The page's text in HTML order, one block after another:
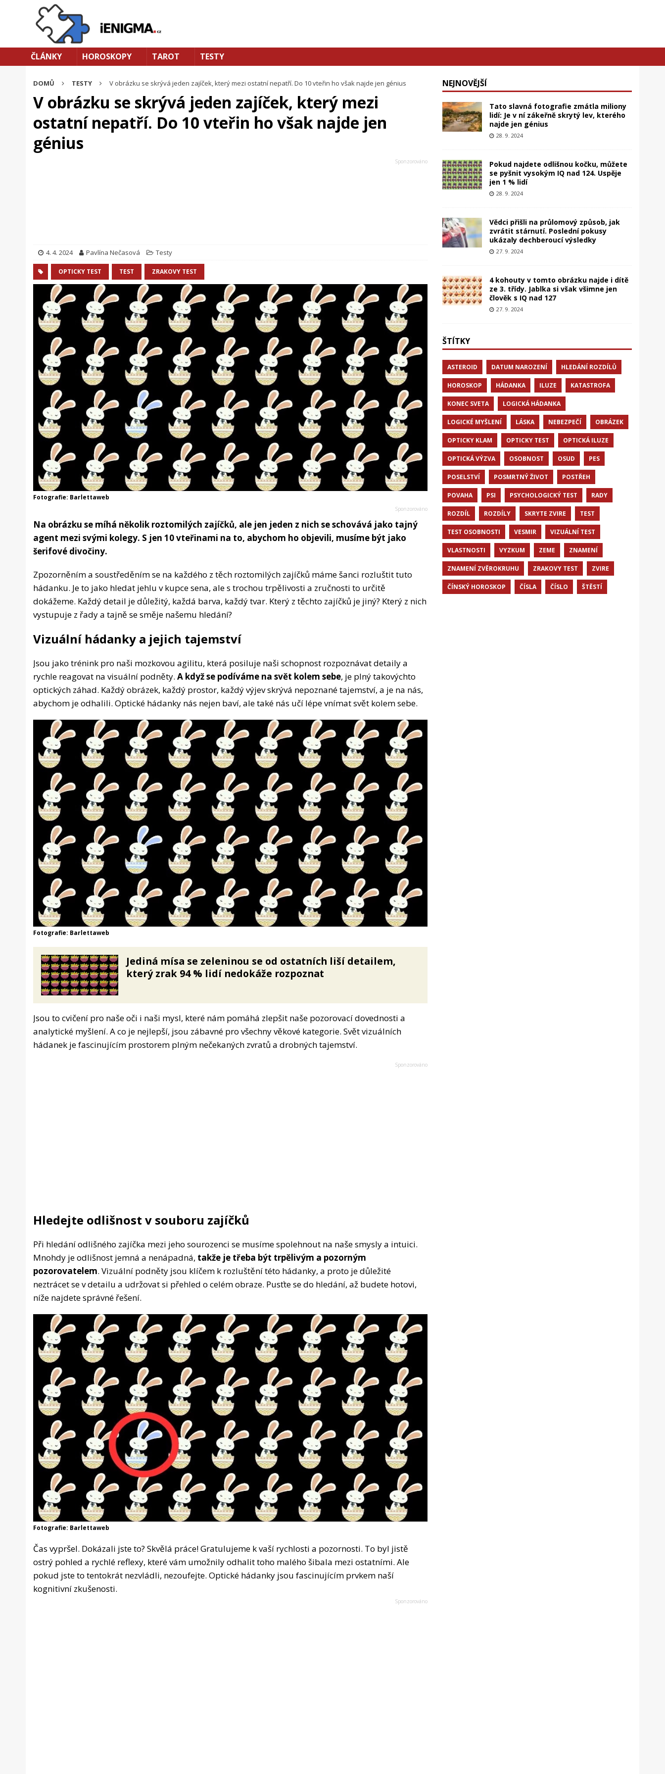
ČLÁNKY HOROSKOPY TAROT TESTY
DOMŮ TESTY V obrázku se skrývá jeden zajíček, který mezi ostatní nepatří. Do 10 vteřin ho však najde jen génius
V obrázku se skrývá jeden zajíček, který mezi
ostatní nepatří. Do 10 vteřin ho však najde jen
génius
4. 4. 2024 Pavlína Nečasová Testy
OPTICKY TEST TEST ZRAKOVY TEST
Fotografie: Barlettaweb
Na obrázku se míhá několik roztomilých zajíčků, ale jen jeden z nich se schovává jako tajný
agent mezi svými kolegy. S jen 10 vteřinami na to, abychom ho objevili, musíme být jako
šerifové divočiny.
Zpozorněním a soustředěním se na každého z těch roztomilých zajíčků máme šanci rozluštit tuto
hádanku. Je to jako hledat jehlu v kupce sena, ale s trochou trpělivosti a zručnosti to určitě
dokážeme. Každý detail je důležitý, každá barva, každý tvar. Který z těchto zajíčků je jiný? Který z nich
vystupuje z řady a tajně se směje našemu hledání?
Vizuální hádanky a jejich tajemství
Jsou jako trénink pro naši mozkovou agilitu, která posiluje naši schopnost rozpoznávat detaily a
rychle reagovat na visuální podněty. A když se podíváme na svět kolem sebe, je plný takovýchto
optických záhad. Každý obrázek, každý prostor, každý výjev skrývá nepoznané tajemství, a je na nás,
abychom je odhalili. Optické hádanky nás nejen baví, ale také nás učí lépe vnímat svět kolem sebe.
Fotografie: Barlettaweb
Jediná mísa se zeleninou se od ostatních liší detailem,
který zrak 94 % lidí nedokáže rozpoznat
Jsou to cvičení pro naše oči i naši mysl, které nám pomáhá zlepšit naše pozorovací dovednosti a
analytické myšlení. A co je nejlepší, jsou zábavné pro všechny věkové kategorie. Svět vizuálních
hádanek je fascinujícím prostorem plným nečekaných zvratů a drobných tajemství.
Hledejte odlišnost v souboru zajíčků
Při hledání odlišného zajíčka mezi jeho sourozenci se musíme spolehnout na naše smysly a intuici.
Mnohdy je odlišnost jemná a nenápadná, takže je třeba být trpělivým a pozorným
pozorovatelem. Vizuální podněty jsou klíčem k rozluštění této hádanky, a proto je důležité
neztrácet se v detailu a udržovat si přehled o celém obraze. Pusťte se do hledání, až budete hotovi,
níže najdete správné řešení.
Fotografie: Barlettaweb
Čas vypršel. Dokázali jste to? Skvělá práce! Gratulujeme k vaší rychlosti a pozornosti. To byl jistě
ostrý pohled a rychlé reflexy, které vám umožnily odhalit toho malého šibala mezi ostatními. Ale
pokud jste to tentokrát nezvládli, nezoufejte. Optické hádanky jsou fascinujícím prvkem naší
kognitivní zkušenosti.
NEJNOVĚJŠÍ
Tato slavná fotografie zmátla miliony
lidí: Je v ní zákeřně skrytý lev, kterého
najde jen génius
28. 9. 2024
Pokud najdete odlišnou kočku, můžete
se pyšnit vysokým IQ nad 124. Uspěje
jen 1 % lidí
28. 9. 2024
Vědci přišli na průlomový způsob, jak
zvrátit stárnutí. Poslední pokusy
ukázaly dechberoucí výsledky
27. 9. 2024
4 kohouty v tomto obrázku najde i dítě
ze 3. třídy. Jablka si však všimne jen
člověk s IQ nad 127
27. 9. 2024
ŠTÍTKY
ASTEROID DATUM NAROZENÍ HLEDÁNÍ ROZDÍLŮ
HOROSKOP HÁDANKA ILUZE KATASTROFA
KONEC SVETA LOGICKÁ HÁDANKA
LOGICKÉ MYŠLENÍ LÁSKA NEBEZPEČÍ OBRÁZEK
OPTICKY KLAM OPTICKY TEST OPTICKÁ ILUZE
OPTICKÁ VÝZVA OSOBNOST OSUD PES
POSELSTVÍ POSMRTNÝ ŽIVOT POSTŘEH
POVAHA PSI PSYCHOLOGICKÝ TEST RADY
ROZDÍL ROZDÍLY SKRYTE ZVIRE TEST
TEST OSOBNOSTI VESMIR VIZUÁLNÍ TEST
VLASTNOSTI VYZKUM ZEME ZNAMENÍ
ZNAMENÍ ZVĚROKRUHU ZRAKOVY TEST ZVIRE
ČÍNSKÝ HOROSKOP ČÍSLA ČÍSLO ŠTĚSTÍ